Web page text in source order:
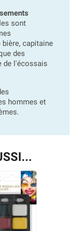
sont
capitaine
des
de l'écossais
hommes et